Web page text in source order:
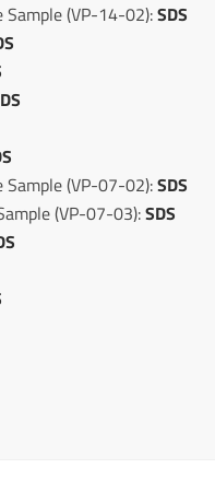
Sample (VP-14-02):SDS
Sample (VP-07-02):SDS
(VP-07-03):SDS